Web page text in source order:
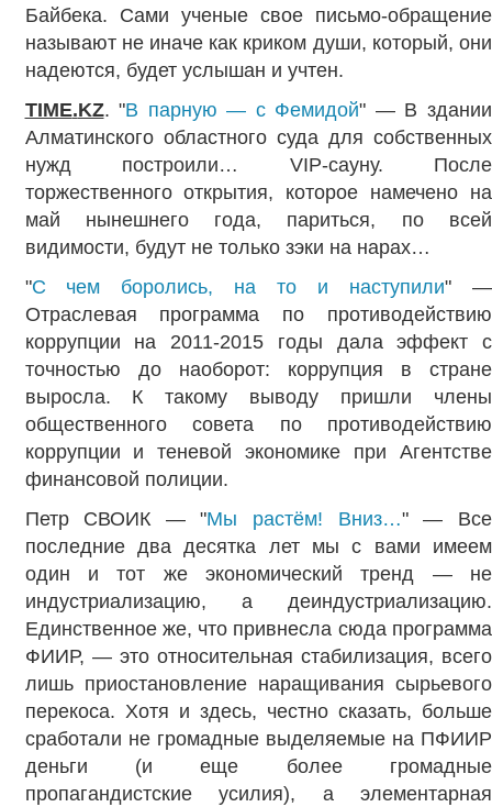
Байбека. Сами ученые свое письмо-обращение
называют не иначе как криком души, который, они
надеются, будет услышан и учтен.
TIME.KZ. "В парную — с Фемидой" — В здании
Алматинского областного суда для собственных
нужд построили… VIP-сауну. После
торжественного открытия, которое намечено на
май нынешнего года, париться, по всей
видимости, будут не только зэки на нарах…
"С чем боролись, на то и наступили" —
Отраслевая программа по противодействию
коррупции на 2011-2015 годы дала эффект с
точностью до наоборот: коррупция в стране
выросла. К такому выводу пришли члены
общественного совета по противодействию
коррупции и теневой экономике при Агентстве
финансовой полиции.
Петр СВОИК — "Мы растём! Вниз…" — Все
последние два десятка лет мы с вами имеем
один и тот же экономический тренд — не
индустриализацию, а деиндустриализацию.
Единственное же, что привнесла сюда программа
ФИИР, — это относительная стабилизация, всего
лишь приостановление наращивания сырьевого
перекоса. Хотя и здесь, честно сказать, больше
сработали не громадные выделяемые на ПФИИР
деньги (и еще более громадные
пропагандистские усилия), а элементарная